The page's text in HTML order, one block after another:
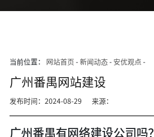
当前位置： 网站首页 -新闻动态- 安优观点 -
广州番禺网站建设
发布时间：2024-08-29 来源：
广州番禺有网络建设公司吗？